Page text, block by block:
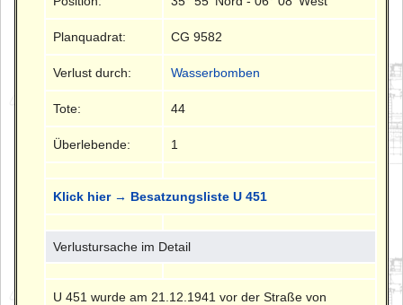
Planquadrat: CG 9582
Verlust durch: Wasserbomben
Tote: 44
Überlebende: 1
Klick hier → Besatzungsliste U 451
Verlustursache im Detail
U 451 wurde am 21.12.1941 vor der Straße von